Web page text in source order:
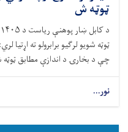
ټوټه ش
چې د بخارۍ د اندازې مطابق ټوټه شوي
نور...